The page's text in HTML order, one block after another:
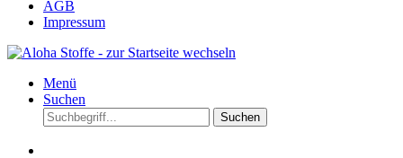
AGB
Impressum
Menü
Suchen
Suchen